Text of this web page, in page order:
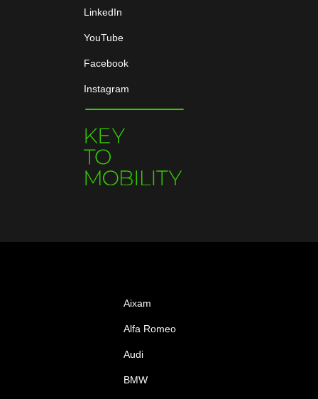
LinkedIn
YouTube
Facebook
Instagram
Aixam
Alfa Romeo
Audi
BMW